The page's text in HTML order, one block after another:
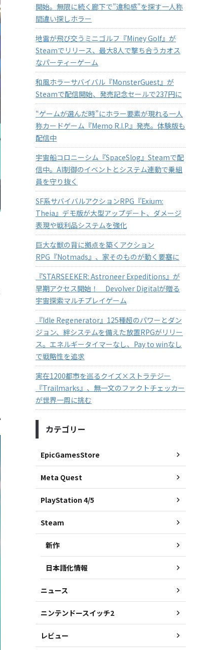
開始。無限に続く廊下で"違和感"を探す一人称
間違い探しホラー
地雷が飛び交うミニゴルフ『Miney Golf』が
Steamでリリース、最大8人で撃ち合うカオス
なパーティーゲーム
和風ホラーサバイバル『MonsterGuest』が
Steamで配信開始、発売記念セールで237円に
“ゲームが選んだ時”にホラー要素が現れる一人
称カードゲーム『Memo R.I.P.』発売。体験版も
配信中
宇宙船コロニーシム『SpaceSlog』Steamで配
信中。AI制御のイベントとシステム連動で乗組
員を守り抜く
SF系サバイバルアクションRPG『Exium:
Theia』デモ版が大型アップデート、ダメージ
表現や戦利品システムを強化
巨大な獣の背に拠点を築くアクション
RPG『Notmads』、家そのものが動く要塞に
『STARSEEKER: Astroneer Expeditions』が
早期アクセス開始！ Devolver Digitalが贈る
宇宙探索マルチプレイゲーム
『Idle Regenerator』125種超のパワーとダン
ジョン、絆システムを備えた放置RPGがリリー
ス。エネルギータイマーなし、Pay to winなし
で戦略性を追求
実在1200都市を巡るクイズ×ストラテジー
『Trailmarks』、無一文のファクトチェッカー
が世界一周に挑む
カテゴリー
EpicGamesStore
Meta Quest
PlayStation 4/5
Steam
新作
日本語化情報
ニュース
ニンテンドースイッチ2
レビュー